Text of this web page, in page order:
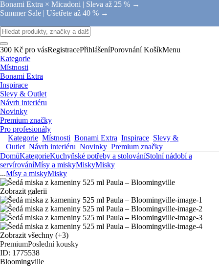
Bonami Extra × Micadoni | Sleva až 25 % →
Summer Sale | Ušetřete až 40 % →
300 Kč pro vásRegistracePřihlášeníPorovnání KošíkMenu
Kategorie
Místnosti
Bonami Extra
Inspirace
Slevy & Outlet
Návrh interiéru
Novinky
Premium značky
Pro profesionály
Kategorie Místnosti Bonami Extra Inspirace Slevy &
Outlet Návrh interiéru Novinky Premium značky
DomůKategorieKuchyňské potřeby a stolováníStolní nádobí a
servírováníMísy a miskyMiskyMisky
...Mísy a miskyMisky
Zobrazit galerii
Zobrazit všechny (+3)
PremiumPoslední kousky
ID: 1775538
Bloomingville